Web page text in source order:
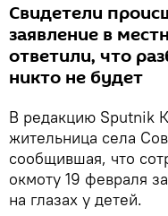
Свидетели
заявление в
ответили, что
никто не будет
В редакцию Sputnik
жительница села
сообщившая, что
окмоту 19 февраля
на глазах у детей.